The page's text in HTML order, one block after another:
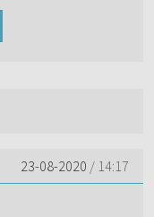
23-08-2020 / 14:17